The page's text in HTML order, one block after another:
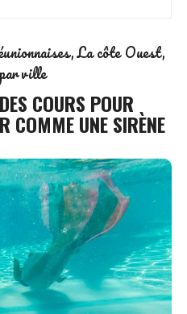
La côte Ouest
ville
COURS POUR
COMME UNE SIRÈNE